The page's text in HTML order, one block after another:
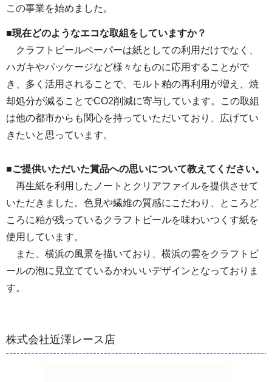
この事業を始めました。
■現在どのようなエコな取組をしていますか？
クラフトビールペーパーは紙としての利用だけでなく、
ハガキやパッケージなど様々なものに応用することがで
き、多く活用されることで、モルト粕の再利用が増え、焼
却処分が減ることでCO2削減に寄与しています。この取組
は他の都市からも関心を持っていただいており、広げてい
きたいと思っています。
■ご提供いただいた賞品への思いについて教えてください。
再生紙を利用したノートとクリアファイルを提供させて
いただきました。色見や繊維の質感にこだわり、ところど
ころに粕が残っているクラフトビールを味わいつくす紙を
使用しています。
また、横浜の風景を描いており、横浜の雲をクラフトビ
ールの泡に見立てているかわいいデザインとなっておりま
す。
株式会社近澤レース店